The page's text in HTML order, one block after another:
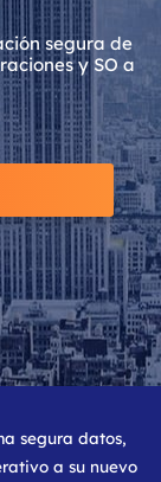
segura de
y SO a
segura datos,
a su nuevo